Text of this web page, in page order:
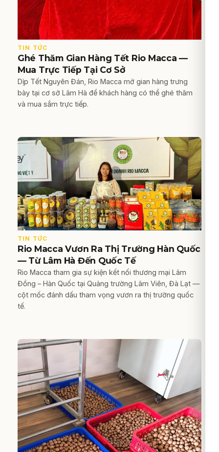
TIN TỨC
Ghé Thăm Gian Hàng Tết Rio Macca —
Mua Trực Tiếp Tại Cơ Sở
Dịp Tết Nguyên Đán, Rio Macca mở gian hàng trưng
bày tại cơ sở Lâm Hà để khách hàng có thể ghé thăm
và mua sắm trực tiếp.
TIN TỨC
Rio Macca Vươn Ra Thị Trường Hàn Quốc
— Từ Lâm Hà Đến Quốc Tế
Rio Macca tham gia sự kiện kết nối thương mại Lâm
Đồng – Hàn Quốc tại Quảng trường Lâm Viên, Đà Lạt —
cột mốc đánh dấu tham vọng vươn ra thị trường quốc
tế.